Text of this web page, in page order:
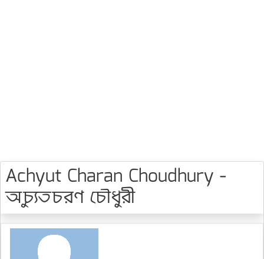
Achyut Charan Choudhury -
অচ্যুতচরণ চৌধুরী